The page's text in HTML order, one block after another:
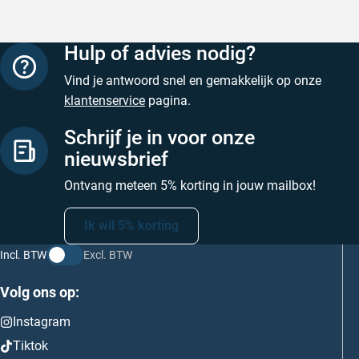
Hulp of advies nodig?
Vind je antwoord snel en gemakkelijk op onze
klantenservice pagina.
Schrijf je in voor onze
nieuwsbrief
Ontvang meteen 5% korting in jouw mailbox!
Ik wil 5% korting
Incl. BTW Excl. BTW
Volg ons op:
Instagram
Tiktok